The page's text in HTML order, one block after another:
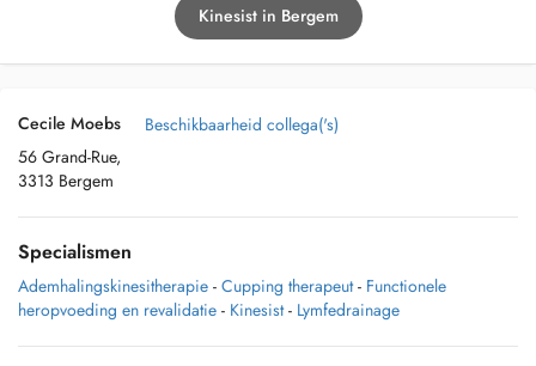
Kinesist in Bergem
Cecile Moebs
56 Grand-Rue,
3313 Bergem
Beschikbaarheid collega('s)
Specialismen
Ademhalingskinesitherapie - Cupping therapeut - Functionele
heropvoeding en revalidatie - Kinesist - Lymfedrainage